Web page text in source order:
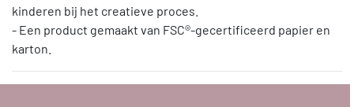
kinderen bij het creatieve proces.
- Een product gemaakt van FSC®-gecertificeerd papier en
karton.